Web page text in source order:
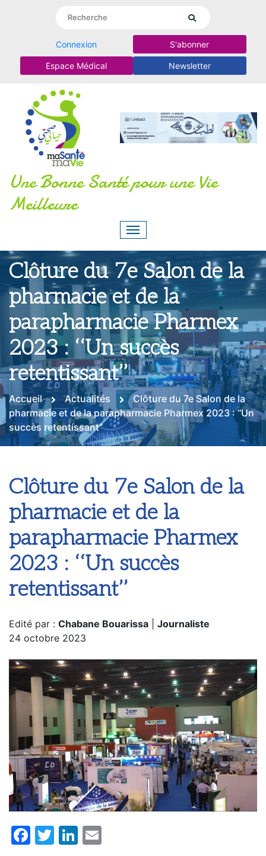
Connexion S'abonner
Espace Médical Newsletter
Une Bonne Santé pour une Vie
Meilleure
Clôture du 7e Salon de la
pharmacie et de la
parapharmacie Pharmex
2023 : ‘‘Un succès
retentissant’’
Accueil Actualités
Clôture du 7e Salon de la
pharmacie et de la parapharmacie Pharmex 2023 : ‘‘Un
succès retentissant’’
Clôture du 7e Salon de la
pharmacie et de la
parapharmacie Pharmex
2023 : ‘‘Un succès
retentissant’’
Edité par : Chabane Bouarissa
Journaliste
24 octobre 2023
Facebook
TwitterLinkedIn